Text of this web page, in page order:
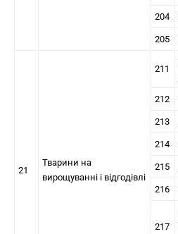
204
205
21
Тварини на
вирощуванні і відгодівлі
211
212
213
214
215
216
217